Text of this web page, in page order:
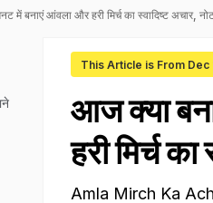
में बनाएं आंवला और हरी मिर्च का स्वादिष्ट अचार,
This Article is From Dec
आज क्या
हरी मिर्च
Amla Mirch Ka